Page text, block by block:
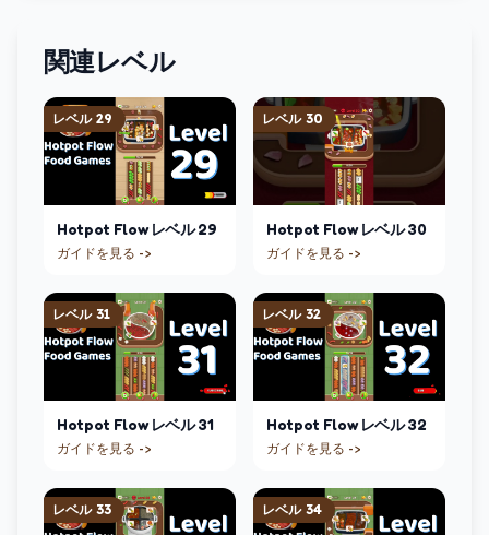
関連レベル
レベル 29
Hotpot Flow レベル29
ガイドを見る ->
レベル 30
Hotpot Flow レベル30
ガイドを見る ->
レベル 31
Hotpot Flow レベル31
ガイドを見る ->
レベル 32
Hotpot Flow レベル32
ガイドを見る ->
レベル 33 レベル 34